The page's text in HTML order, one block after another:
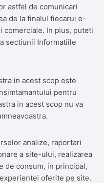
astfel de comunicari
de la finalul fiecarui e-
comerciale. In plus, puteti
sectiunii Informatiile
in acest scop este
pentru
in acest scop nu va
analize, raportari
a site-ului, realizarea
de consum, in principal,
oferite pe site.